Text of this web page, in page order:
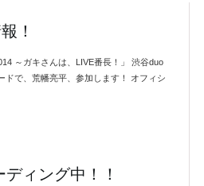
！
～ガキさんは、LIVE番長！」 渋谷duo
ドで、荒幡亮平、参加します！ オフィシ
ィング中！！